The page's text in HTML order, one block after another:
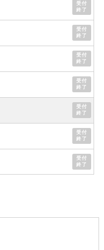
受付
終了
受付
終了
受付
終了
受付
終了
受付
終了
受付
終了
受付
終了